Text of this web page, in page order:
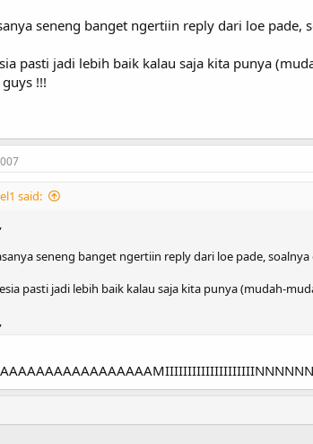
seneng banget ngertiin reply dari loe pade,
pasti jadi lebih baik kalau saja kita punya
!!!
said:
seneng banget ngertiin reply dari loe pade,
pasti jadi lebih baik kalau saja kita punya (mudah-